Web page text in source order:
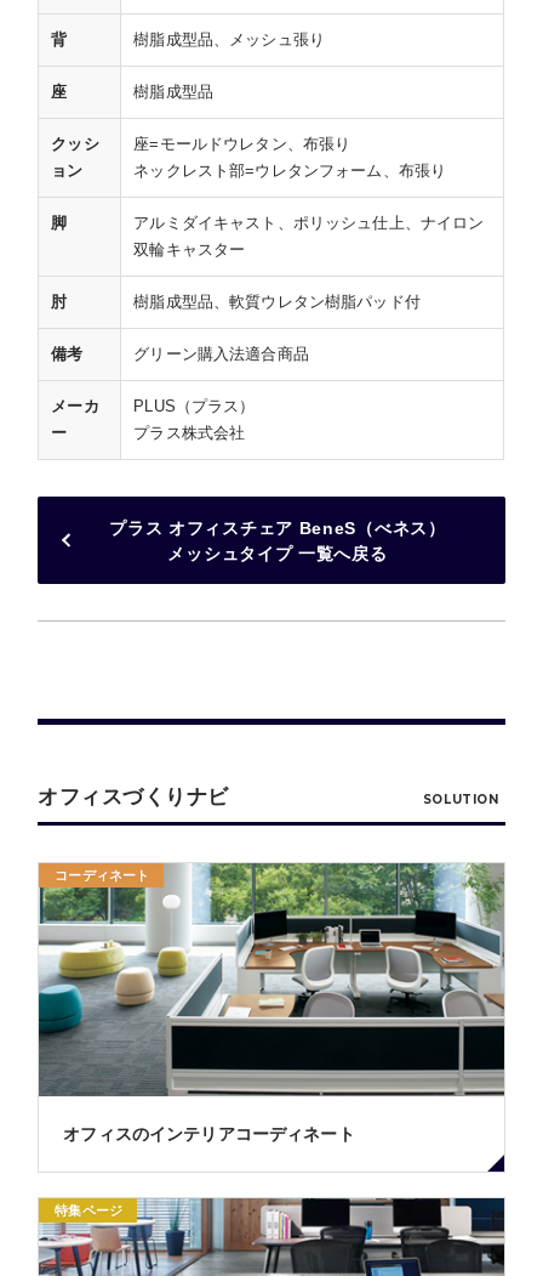
背 樹脂成型品、メッシュ張り
座 樹脂成型品
クッシ
ョン
座=モールドウレタン、布張り
ネックレスト部=ウレタンフォーム、布張り
脚
アルミダイキャスト、ポリッシュ仕上、ナイロン
双輪キャスター
肘 樹脂成型品、軟質ウレタン樹脂パッド付
備考 グリーン購入法適合商品
メーカ
ー
PLUS（プラス）
プラス株式会社
プラス オフィスチェア BeneS（べネス）
メッシュタイプ 一覧へ戻る
オフィスづくりナビ SOLUTION
コーディネート
オフィスのインテリアコーディネート
特集ページ